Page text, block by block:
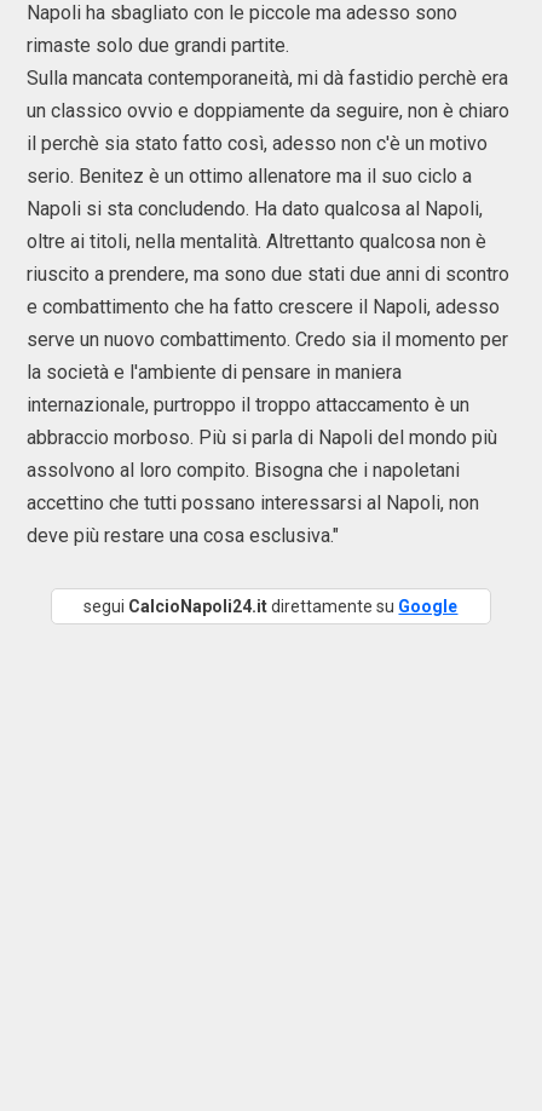
Napoli ha sbagliato con le piccole ma adesso sono
rimaste solo due grandi partite.
Sulla mancata contemporaneità, mi dà fastidio perchè era
un classico ovvio e doppiamente da seguire, non è chiaro
il perchè sia stato fatto così, adesso non c'è un motivo
serio. Benitez è un ottimo allenatore ma il suo ciclo a
Napoli si sta concludendo. Ha dato qualcosa al Napoli,
oltre ai titoli, nella mentalità. Altrettanto qualcosa non è
riuscito a prendere, ma sono due stati due anni di scontro
e combattimento che ha fatto crescere il Napoli, adesso
serve un nuovo combattimento. Credo sia il momento per
la società e l'ambiente di pensare in maniera
internazionale, purtroppo il troppo attaccamento è un
abbraccio morboso. Più si parla di Napoli del mondo più
assolvono al loro compito. Bisogna che i napoletani
accettino che tutti possano interessarsi al Napoli, non
deve più restare una cosa esclusiva."
segui CalcioNapoli24.itdirettamente su Google